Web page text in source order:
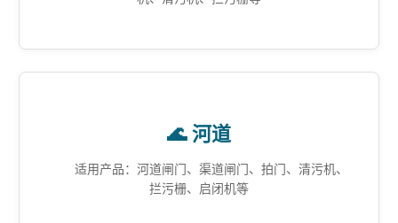
🌊 河道
适用产品：河道闸门、渠道闸门、拍门、清污机、
拦污栅、启闭机等